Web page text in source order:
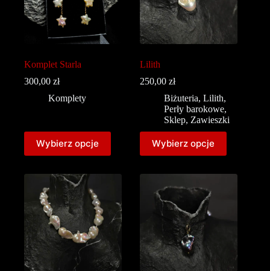
Komplet Starla
300,00 zł
Komplety
Wybierz opcje
Lilith
250,00zł
Biżuteria,Lilith,
Perły barokowe,
Sklep, Zawieszki
Wybierz opcje